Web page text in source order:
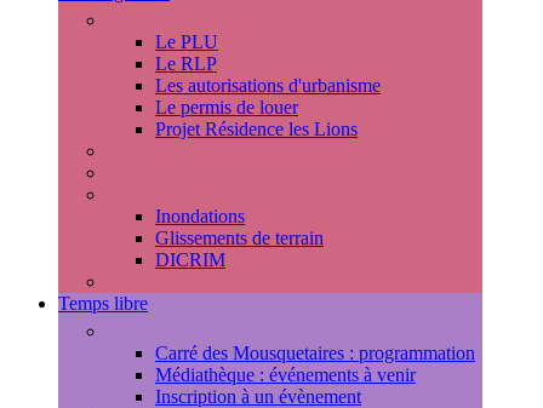
Le PLU
Le RLP
Les autorisations d'urbanisme
Le permis de louer
Projet Résidence les Lions
Inondations
Glissements de terrain
DICRIM
Temps libre
Carré des Mousquetaires : programmation
Médiathèque : événements à venir
Inscription à un évènement